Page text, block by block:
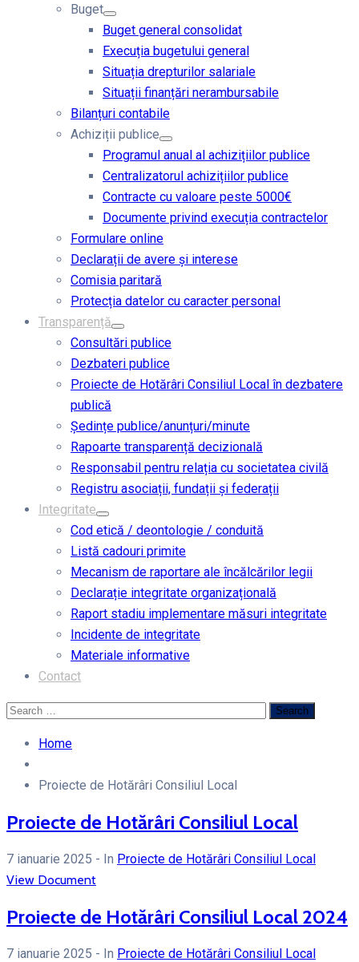
Buget
Buget general consolidat
Execuția bugetului general
Situația drepturilor salariale
Situații finanțări nerambursabile
Bilanțuri contabile
Achiziții publice
Programul anual al achizițiilor publice
Centralizatorul achizițiilor publice
Contracte cu valoare peste 5000€
Documente privind execuția contractelor
Formulare online
Declarații de avere și interese
Comisia paritară
Protecția datelor cu caracter personal
Transparență
Consultări publice
Dezbateri publice
Proiecte de Hotărâri Consiliul Local în dezbatere
publică
Ședințe publice/anunțuri/minute
Rapoarte transparență decizională
Responsabil pentru relația cu societatea civilă
Registru asociații, fundații și federații
Integritate
Cod etică / deontologie / conduită
Listă cadouri primite
Mecanism de raportare ale încălcărilor legii
Declarație integritate organizațională
Raport stadiu implementare măsuri integritate
Incidente de integritate
Materiale informative
Contact
Home
Proiecte de Hotărâri Consiliul Local
Proiecte de Hotărâri Consiliul Local
7 ianuarie 2025 - In Proiecte de Hotărâri Consiliul Local
View Document
Proiecte de Hotărâri Consiliul Local 2024
7 ianuarie 2025 - In Proiecte de Hotărâri Consiliul Local